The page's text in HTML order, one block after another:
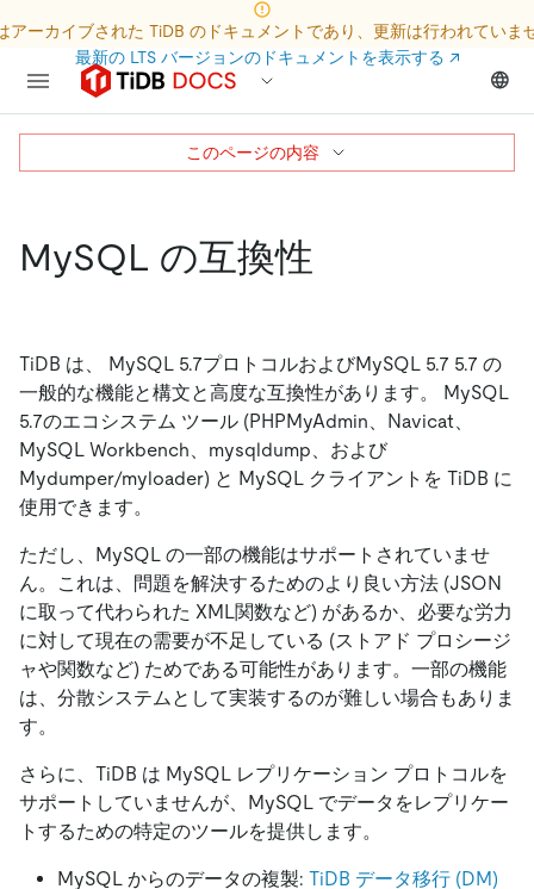
アーカイブされた TiDB のドキュメントであり、更新は行われていま
最新の LTS バージョンのドキュメントを表示する ↗
MySQL の互換性
TiDB は、 MySQL 5.7プロトコルおよびMySQL 5.7 5.7 の
一般的な機能と構文と高度な互換性があります。 MySQL
5.7のエコシステム ツール (PHPMyAdmin、Navicat、
MySQL Workbench、mysqldump、および
Mydumper/myloader) と MySQL クライアントを TiDB に
使用できます。
ただし、MySQL の一部の機能はサポートされていませ
ん。これは、問題を解決するためのより良い方法 (JSON
に取って代わられた XML関数など) があるか、必要な労力
に対して現在の需要が不足している (ストアド プロシージ
ャや関数など) ためである可能性があります。一部の機能
は、分散システムとして実装するのが難しい場合もありま
す。
さらに、TiDB は MySQL レプリケーション プロトコルを
サポートしていませんが、MySQL でデータをレプリケー
トするための特定のツールを提供します。
MySQL からのデータの複製: TiDB データ移行 (DM)
このページの内容